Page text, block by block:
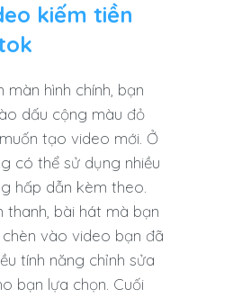
kiếm tiền
màn hình chính, bạn
dấu cộng màu đỏ
tạo video mới. Ở
có thể sử dụng nhiều
hấp dẫn kèm theo.
thanh, bài hát mà bạn
vào video bạn đã
tính năng chỉnh sửa
bạn lựa chọn. Cuối